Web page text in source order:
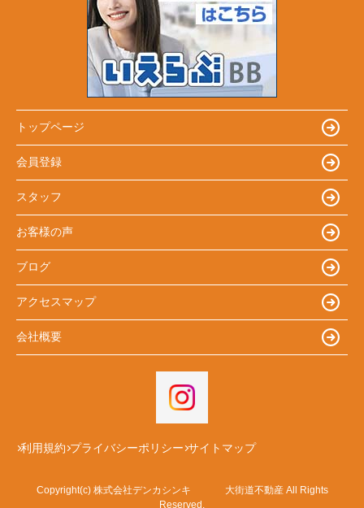
トップページ
会員登録
スタッフ
お客様の声
ブログ
アクセスマップ
会社概要
利用規約 プライバシーポリシー サイトマップ
Copyright(c) 株式会社デンカシンキ 大街道不動産 All Rights
Reserved.